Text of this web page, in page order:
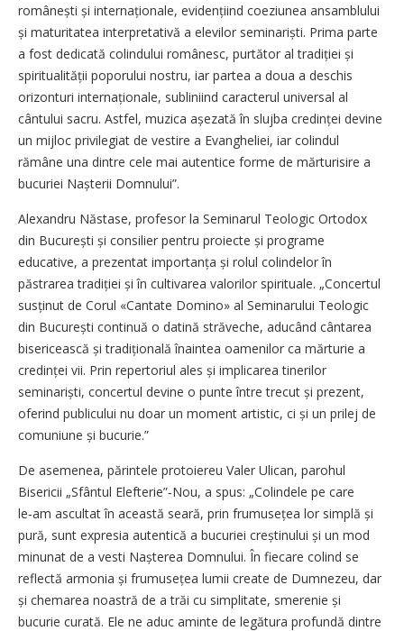
românești și internaționale, evidențiind coeziunea ansamblului
și maturitatea interpretativă a elevilor seminariști. Prima parte
a fost dedicată colindului românesc, purtător al tradiției și
spiritualității poporului nostru, iar partea a doua a deschis
orizonturi internaționale, subliniind caracterul universal al
cântului sacru. Astfel, muzica așezată în slujba credinței devine
un mijloc privilegiat de vestire a Evangheliei, iar colindul
rămâne una dintre cele mai autentice forme de mărturisire a
bucuriei Nașterii Domnului”.
Alexandru Năstase, profesor la Seminarul Teologic Ortodox
din București și consilier pentru proiecte și programe
educative, a prezentat importanța și rolul colindelor în
păstrarea tradiției și în cultivarea valorilor spirituale. „Concertul
susținut de Corul «Cantate Domino» al Seminarului Teologic
din București continuă o datină străveche, aducând cântarea
bisericească și tradițională înaintea oamenilor ca mărturie a
credinței vii. Prin repertoriul ales și implicarea tinerilor
seminariști, concertul devine o punte între trecut și prezent,
oferind publicului nu doar un moment artistic, ci și un prilej de
comuniune și bucurie.”
De asemenea, părintele protoiereu Valer Ulican, parohul
Bisericii „Sfântul Elefterie”‑Nou, a spus: „Colindele pe care
le‑am ascultat în această seară, prin frumusețea lor simplă și
pură, sunt expresia autentică a bucuriei creștinului și un mod
minunat de a vesti Nașterea Domnului. În fiecare colind se
reflectă armonia și frumusețea lumii create de Dumnezeu, dar
și chemarea noastră de a trăi cu simplitate, smerenie și
bucurie curată. Ele ne aduc aminte de legătura profundă dintre